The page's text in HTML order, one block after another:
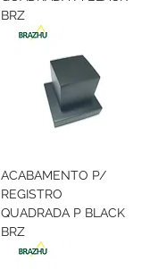
BRZ
ACABAMENTO P/
REGISTRO
QUADRADA P BLACK
BRZ